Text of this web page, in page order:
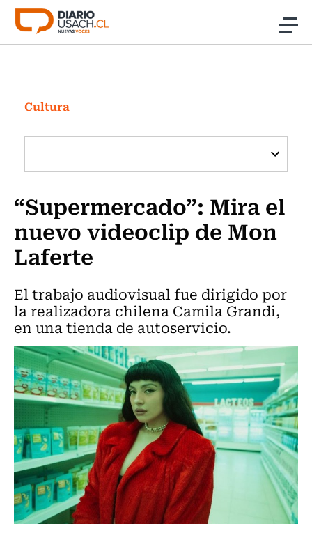
Click acá para ir directamente al contenido
Investigación
Cultura
Programas Radio y TV Usach
Cultura
“Supermercado”: Mira el
nuevo videoclip de Mon
Laferte
El trabajo audiovisual fue dirigido por
la realizadora chilena Camila Grandi,
en una tienda de autoservicio.